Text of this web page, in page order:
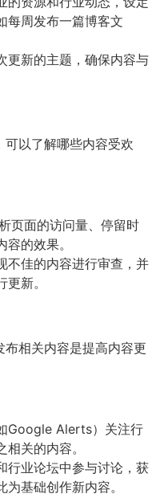
每周发布一篇博客文
更新的主题，确保内容与
以了解哪些内容受欢
析页面的访问量、停留时
的效果。
不佳的内容进行审查，并
新。
布相关内容是提高内容更
Google Alerts）关注行
关的内容。
行业论坛中参与讨论，获
基础创作新内容。